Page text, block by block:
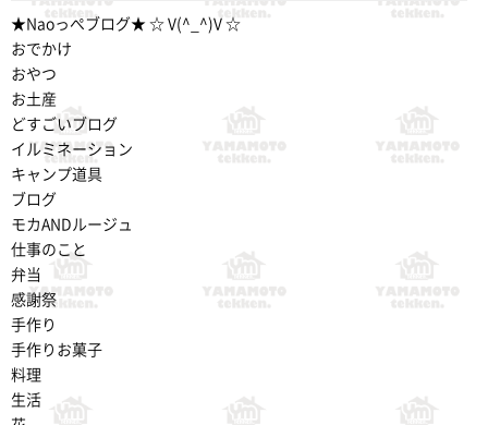
★Naoっぺブログ★ ☆ V(^_^)V ☆
おでかけ
おやつ
お土産
どすごいブログ
イルミネーション
キャンプ道具
ブログ
モカANDルージュ
仕事のこと
弁当
感謝祭
手作り
手作りお菓子
料理
生活